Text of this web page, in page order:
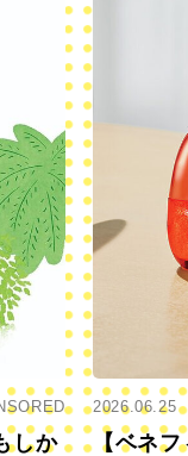
しか
2026.06.25
【ベネフ